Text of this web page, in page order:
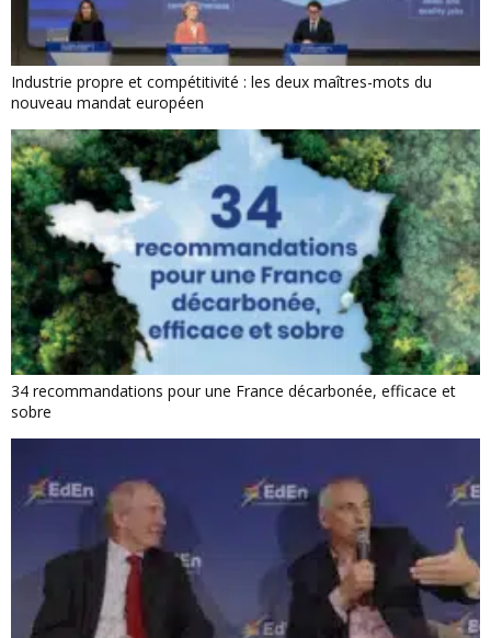
Industrie propre et compétitivité : les deux maîtres-mots du
nouveau mandat européen
34 recommandations pour une France décarbonée, efficace et
sobre